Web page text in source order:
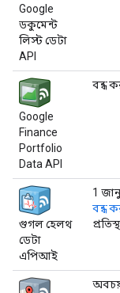
Google
ডকুমেন্ট
লিস্ট ডেটা
API
Google
Finance
Portfolio
Data API
বন্ধ
গুগল হেলথ
ডেটা
এপিআই
1
বন্ধ